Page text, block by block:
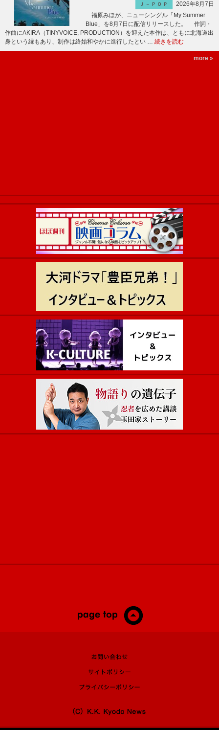
Ｊ－ＰＯＰ
2026年8月7日
福原みほが、ニューシングル「My Summer
Blue」を8月7日に配信リリースした。 作詞・
作曲にAKIRA（TINYVOICE, PRODUCTION）を迎えた本作は、ともに北海道出
身という縁もあり、制作は終始和やかに進行したとい … 続きを読む
more »